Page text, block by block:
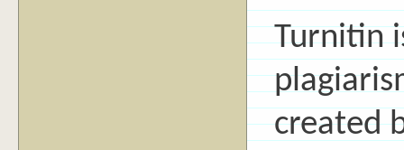
Turnitin
created